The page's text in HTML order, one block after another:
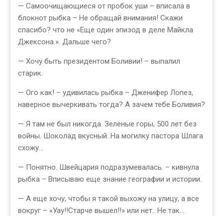
— Самоочищающиеся от пробок уши – вписала в
блокнот рыбка – Не обращай внимания! Скажи
спасибо? что не «Еще один эпизод в деле Майкла
Джексона.». Дальше чего?
— Хочу быть президентом Боливии! – выпалил
старик.
— Ого как! – удивилась рыбка – Дженифер Лопез,
наверное вычеркивать тогда? А зачем тебе Боливия?
— Я там не был никогда. Зеленые горы, 500 лет без
войны. Шоколад вкусный. На могилку пастора Шлага
схожу…
— Понятно. Швейцария подразумевалась. – кивнула
рыбка – Вписываю еще знание географии и истории.
— А еще хочу, чтобы я такой выхожу на улицу, а все
вокруг – «Уау!!Старче вышел!!» или нет.. Не так…